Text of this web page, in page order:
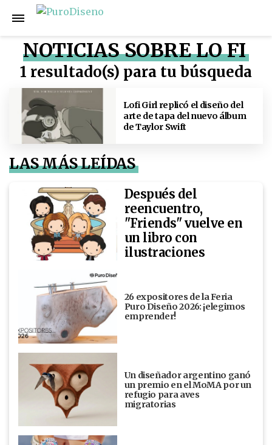
NOTICIAS SOBRE LO FI
1 resultado(s) para tu búsqueda
Lofi Girl replicó el diseño del
arte de tapa del nuevo álbum
de Taylor Swift
LAS MÁS LEÍDAS
Después del
reencuentro,
"Friends" vuelve en
un libro con
ilustraciones
26 expositores de la Feria
Puro Diseño 2026: ¡elegimos
emprender!
Un diseñador argentino ganó
un premio en el MoMA por un
refugio para aves
migratorias